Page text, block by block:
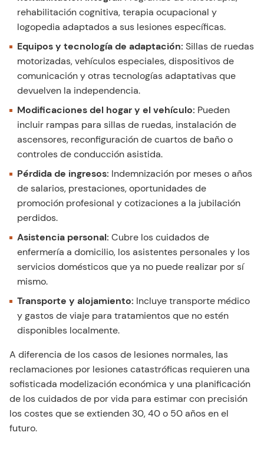
rehabilitación cognitiva, terapia ocupacional y
logopedia adaptados a sus lesiones específicas.
Equipos y tecnología de adaptación: Sillas de ruedas
motorizadas, vehículos especiales, dispositivos de
comunicación y otras tecnologías adaptativas que
devuelven la independencia.
Modificaciones del hogar y el vehículo: Pueden
incluir rampas para sillas de ruedas, instalación de
ascensores, reconfiguración de cuartos de baño o
controles de conducción asistida.
Pérdida de ingresos: Indemnización por meses o años
de salarios, prestaciones, oportunidades de
promoción profesional y cotizaciones a la jubilación
perdidos.
Asistencia personal: Cubre los cuidados de
enfermería a domicilio, los asistentes personales y los
servicios domésticos que ya no puede realizar por sí
mismo.
Transporte y alojamiento: Incluye transporte médico
y gastos de viaje para tratamientos que no estén
disponibles localmente.
A diferencia de los casos de lesiones normales, las
reclamaciones por lesiones catastróficas requieren una
sofisticada modelización económica y una planificación
de los cuidados de por vida para estimar con precisión
los costes que se extienden 30, 40 o 50 años en el
futuro.